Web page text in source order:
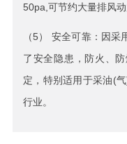
50pa,可节约大量排风动
（5） 安全可靠：因
了安全隐患，防火、
定，特别适用于采油(
行业。